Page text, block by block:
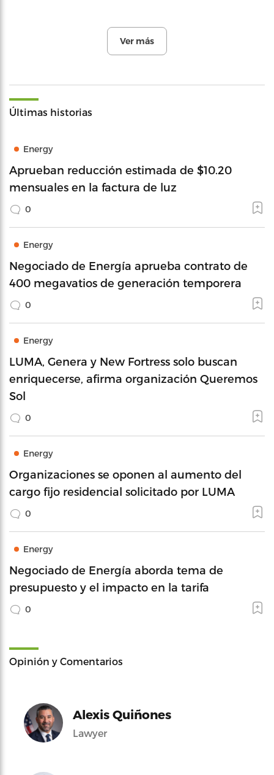
Ver más
Últimas historias
Energy
Aprueban reducción estimada de $10.20
mensuales en la factura de luz
0
Energy
Negociado de Energía aprueba contrato de
400 megavatios de generación temporera
0
Energy
LUMA, Genera y New Fortress solo buscan
enriquecerse, afirma organización Queremos
Sol
0
Energy
Organizaciones se oponen al aumento del
cargo fijo residencial solicitado por LUMA
0
Energy
Negociado de Energía aborda tema de
presupuesto y el impacto en la tarifa
0
Opinión y Comentarios
Alexis Quiñones
Lawyer